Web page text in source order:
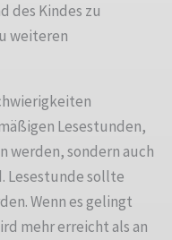
des Kindes zu
weiteren
Lesestunden,
werden, sondern auch
Lesestunde sollte
Wenn es gelingt
mehr erreicht als an